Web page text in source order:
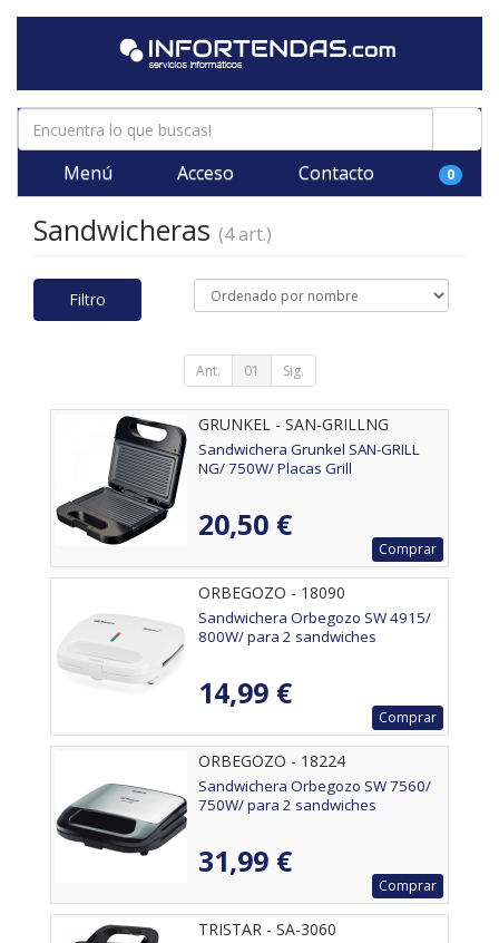
Menú Acceso Contacto 0
Sandwicheras (4 art.)
Filtro
Ant. 01 Sig.
GRUNKEL - SAN-GRILLNG
Sandwichera Grunkel SAN-GRILL
NG/ 750W/ Placas Grill
20,50 €
Comprar
ORBEGOZO - 18090
Sandwichera Orbegozo SW 4915/
800W/ para 2 sandwiches
14,99 €
Comprar
ORBEGOZO - 18224
Sandwichera Orbegozo SW 7560/
750W/ para 2 sandwiches
31,99 €
Comprar
TRISTAR - SA-3060